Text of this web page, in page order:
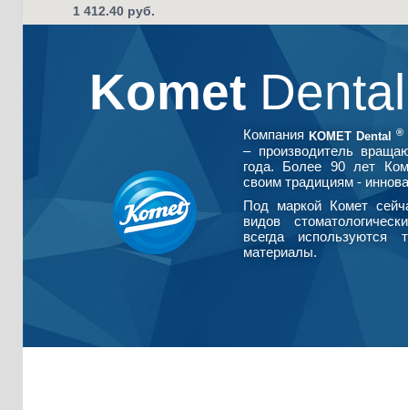
1 412.40 руб.
Komet
Компания KOMET Dental ®
– производитель
года. Более 90 лет
своим традициям -
Под маркой Комет
видов
всегда используются
материалы.